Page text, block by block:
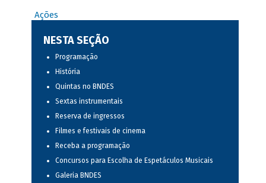
Ações
NESTA SEÇÃO
Programação
História
Quintas no BNDES
Sextas instrumentais
Reserva de ingressos
Filmes e festivais de cinema
Receba a programação
Concursos para Escolha de Espetáculos Musicais
Galeria BNDES